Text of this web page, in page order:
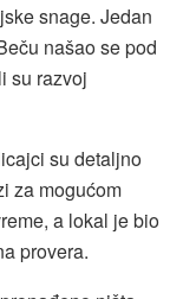
snage. Jedan
našao se pod
su razvoj
su detaljno
za mogućom
a lokal je bio
provera.